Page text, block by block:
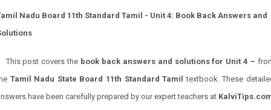
Nadu Board 11th Standard Tamil - Unit 4: Book Back Answers and
This post covers the book back answers and solutions for Unit 4 –
Tamil Nadu State Board 11th Standard Tamil textbook. These
have been carefully prepared by our expert teachers at